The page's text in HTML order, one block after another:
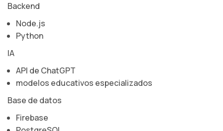
Backend
Node.js
Python
IA
API de ChatGPT
modelos educativos especializados
Base de datos
Firebase